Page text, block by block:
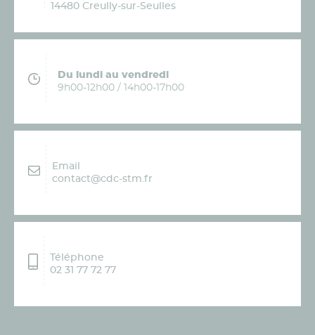
14480 Creully-sur-Seulles
Du lundi au vendredi
9h00-12h00 / 14h00-17h00
Email
contact@cdc-stm.fr
Téléphone
02 31 77 72 77